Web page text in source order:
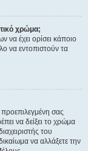
χρώμα;
να έχει ορίσει κάποιο
να εντοπιστούν τα
σας
να δείξει το χρώμα
του
να αλλάξετε την